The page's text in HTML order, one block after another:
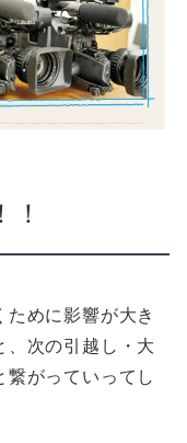
めに影響が大き
、次の引越し・大
繋がっていってし